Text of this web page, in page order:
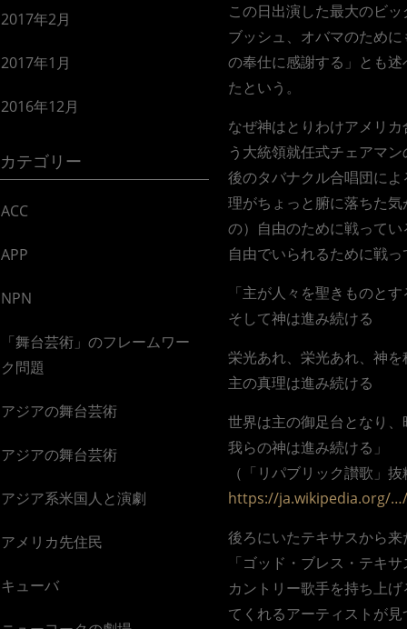
この日出演した最大のビ
ブッシュ、オバマのため
の奉仕に感謝する」とも
たという。
なぜ神はとりわけアメリ
う大統領就任式チェアマ
後のタバナクル合唱団に
理がちょっと腑に落ちた
の）自由のために戦って
自由でいられるために戦
「主が人々を聖きものと
そして神は進み続ける
栄光あれ、栄光あれ、神
主の真理は進み続ける
世界は主の御足台となり
我らの神は進み続ける」
（「リパブリック讃歌」
https://ja.wikipedia.org/…/
後ろにいたテキサスから
「ゴッド・ブレス・テキ
カントリー歌手を持ち上
てくれるアーティストが
2017年2月
2017年1月
2016年12月
カテゴリー
ACC
APP
NPN
「舞台芸術」のフレームワー
ク問題
アジアの舞台芸術
アジアの舞台芸術
アジア系米国人と演劇
アメリカ先住民
キューバ